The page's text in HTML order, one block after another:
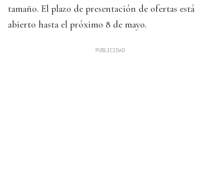
tamaño. El plazo de presentación de ofertas está
abierto hasta el próximo 8 de mayo.